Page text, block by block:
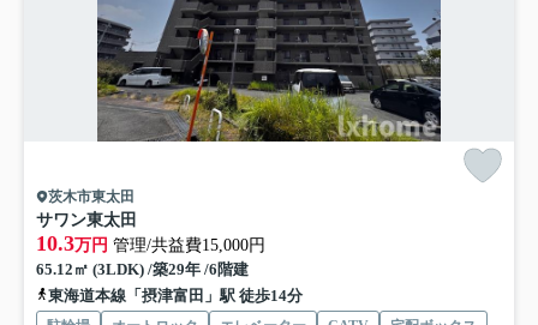
茨木市東太田
サワン東太田
10.3万円 管理/共益費15,000円
65.12㎡ (3LDK) /築29年 /6階建
東海道本線「摂津富田」駅 徒歩14分